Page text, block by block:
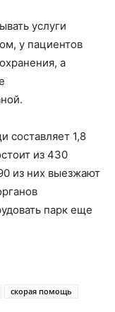
услуги
у пациентов
а
составляет 1,8
из 430
из них выезжают
парк еще
скорая помощь